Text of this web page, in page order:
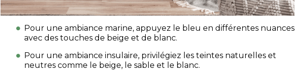
Pour une ambiance marine, appuyez le bleu en différentes nuances
avec des touches de beige et de blanc.
Pour une ambiance insulaire, privilégiez les teintes naturelles et
neutres comme le beige, le sable et le blanc.